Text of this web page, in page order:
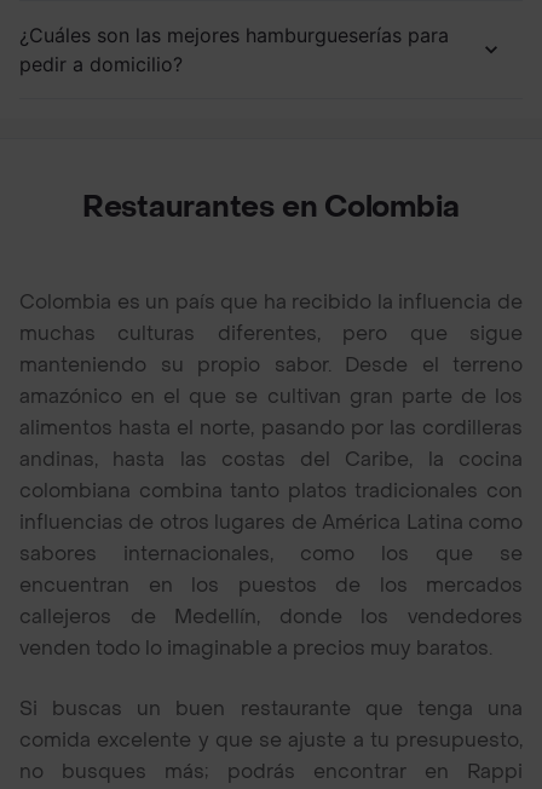
¿Cuáles son las mejores hamburgueserías para
pedir a domicilio?
Restaurantes en Colombia
Colombia es un país que ha recibido la influencia de
muchas culturas diferentes, pero que sigue
manteniendo su propio sabor. Desde el terreno
amazónico en el que se cultivan gran parte de los
alimentos hasta el norte, pasando por las cordilleras
andinas, hasta las costas del Caribe, la cocina
colombiana combina tanto platos tradicionales con
influencias de otros lugares de América Latina como
sabores internacionales, como los que se
encuentran en los puestos de los mercados
callejeros de Medellín, donde los vendedores
venden todo lo imaginable a precios muy baratos.
Si buscas un buen restaurante que tenga una
comida excelente y que se ajuste a tu presupuesto,
no busques más; podrás encontrar en Rappi